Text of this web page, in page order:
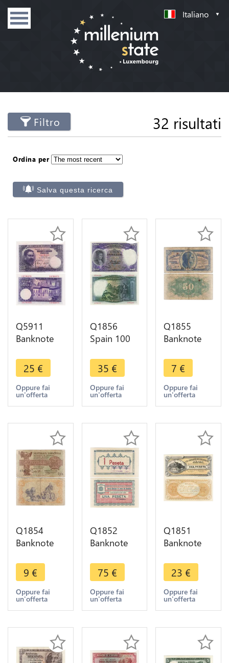
Italiano
Filtro 32 risultati
Ordina per
Salva questa ricerca
Q5911
Banknote
Pesetas
Isaac
Albéniz
1954 UNC -
offer
25 €
Oppure fai
un'offerta
Q1856
Spain 100
Gonzalo
Fernandez
de Cordoba
1931 ->
35 €
Oppure fai
un'offerta
Q1855
Banknote
Centimos
1937 ->
Make offer
7 €
Oppure fai
un'offerta
Q1854
Banknote
Peseta 1937
-> Make
offer
9 €
Oppure fai
un'offerta
Q1852
Banknote
Peseta
Cuevas Del
Almanzora
Almería
75 €
Oppure fai
un'offerta
Q1851
Banknote
Peseta
Denia 1936
UNC ->
Make offer
23 €
Oppure fai
un'offerta